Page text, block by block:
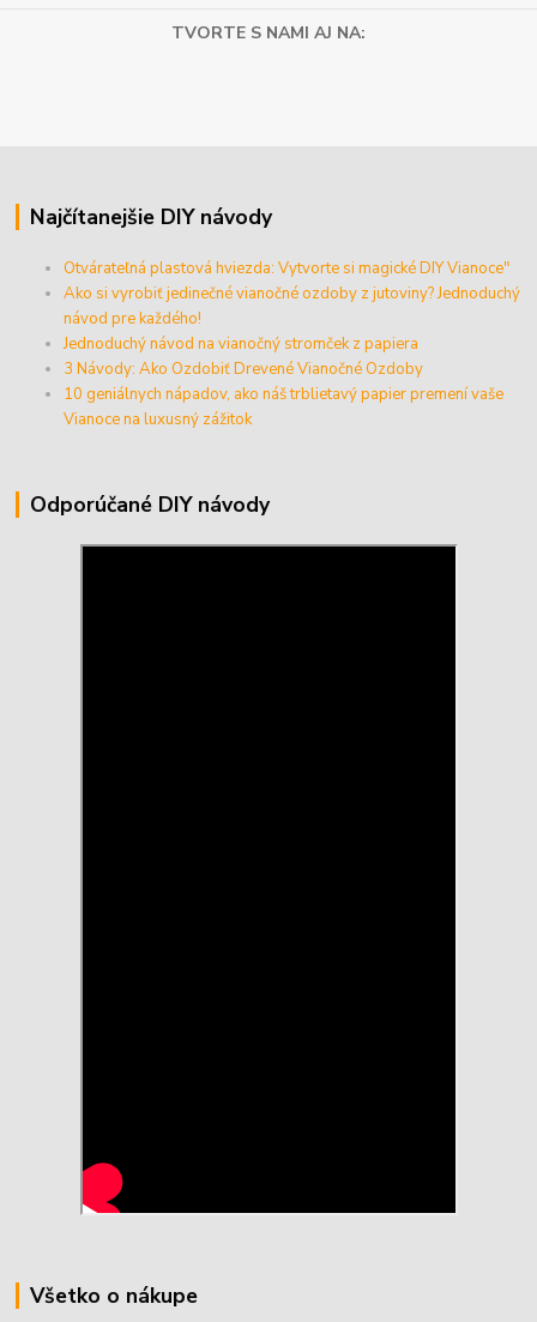
TVORTE S NAMI AJ NA:
Najčítanejšie DIY návody
Otvárateľná plastová hviezda: Vytvorte si magické DIY Vianoce"
Ako si vyrobiť jedinečné vianočné ozdoby z jutoviny? Jednoduchý
návod pre každého!
Jednoduchý návod na vianočný stromček z papiera
3 Návody: Ako Ozdobiť Drevené Vianočné Ozdoby
10 geniálnych nápadov, ako náš trblietavý papier premení vaše
Vianoce na luxusný zážitok
Odporúčané DIY návody
Všetko o nákupe